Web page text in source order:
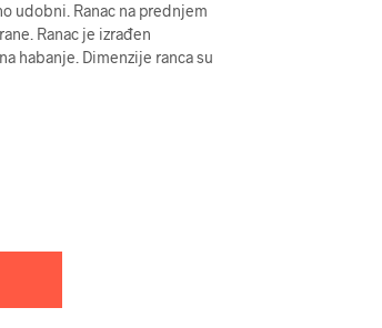
udobni. Ranac na prednjem
Ranac je izrađen
habanje. Dimenzije ranca su